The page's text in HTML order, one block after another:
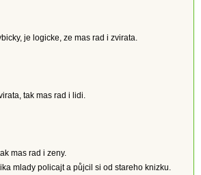
je logicke, ze mas rad i zvirata.
tak mas rad i lidi.
mas rad i zeny.
mlady policajt a půjcil si od stareho knizku.